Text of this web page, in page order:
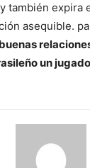
también expira
asequible.
un